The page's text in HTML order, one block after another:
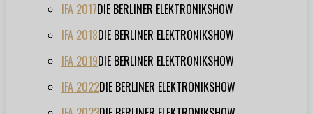
IFA 2017DIE BERLINER ELEKTRONIKSHOW
IFA 2018DIE BERLINER ELEKTRONIKSHOW
IFA 2019DIE BERLINER ELEKTRONIKSHOW
IFA 2022DIE BERLINER ELEKTRONIKSHOW